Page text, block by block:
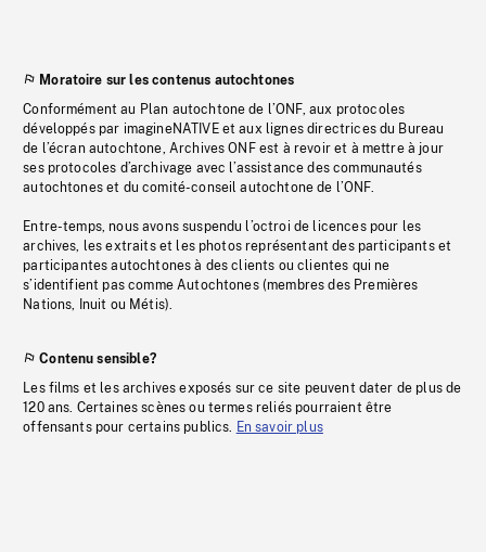
Moratoire sur les contenus autochtones
Conformément au Plan autochtone de l’ONF, aux protocoles
développés par imagineNATIVE et aux lignes directrices du Bureau
de l’écran autochtone, Archives ONF est à revoir et à mettre à jour
ses protocoles d’archivage avec l’assistance des communautés
autochtones et du comité-conseil autochtone de l’ONF.
Entre-temps, nous avons suspendu l’octroi de licences pour les
archives, les extraits et les photos représentant des participants et
participantes autochtones à des clients ou clientes qui ne
s’identifient pas comme Autochtones (membres des Premières
Nations, Inuit ou Métis).
Contenu sensible?
Les films et les archives exposés sur ce site peuvent dater de plus de
120 ans. Certaines scènes ou termes reliés pourraient être
offensants pour certains publics. En savoir plus